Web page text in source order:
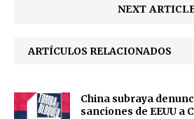
NEXT
ARTÍCULOS RELACIONADOS
China subraya
sanciones de EEUU a